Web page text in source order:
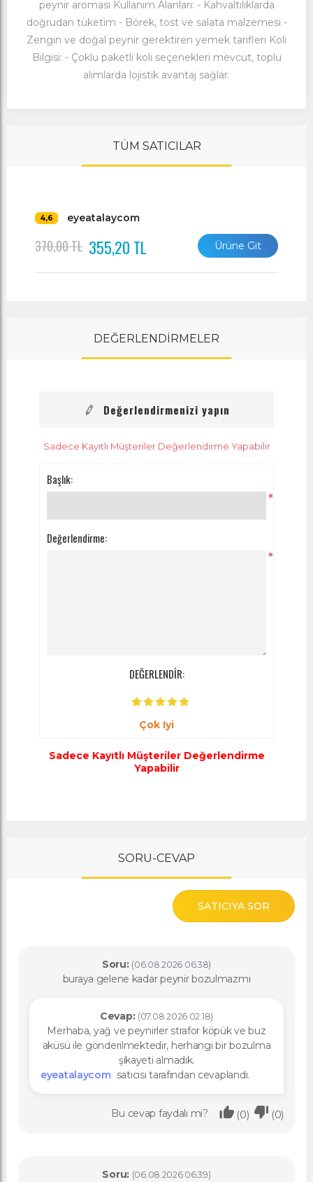
peynir aroması Kullanım Alanları: - Kahvaltılıklarda
doğrudan tüketim - Börek, tost ve salata malzemesi -
Zengin ve doğal peynir gerektiren yemek tarifleri Koli
Bilgisi: - Çoklu paketli koli seçenekleri mevcut, toplu
alımlarda lojistik avantaj sağlar.
TÜM SATICILAR
4,6 eyeatalaycom
370,00 TL 355,20 TL Ürüne Git
DEĞERLENDİRMELER
Değerlendirmenizi yapın
Sadece Kayıtlı Müşteriler Değerlendirme Yapabilir
Başlık:
*
Değerlendirme:
*
DEĞERLENDİR:
Çok Iyi
Sadece Kayıtlı Müşteriler Değerlendirme
Yapabilir
SORU-CEVAP
SATICIYA SOR
Soru: (06.08.2026 06:38)
buraya gelene kadar peynir bozulmazmı
Cevap: (07.08.2026 02:18)
Merhaba, yağ ve peynirler strafor köpük ve buz
aküsü ile gönderilmektedir, herhangi bir bozulma
şikayeti almadık.
eyeatalaycom satıcısı tarafından cevaplandı.
Bu cevap faydalı mı? (0) (0)
Soru: (06.08.2026 06:39)